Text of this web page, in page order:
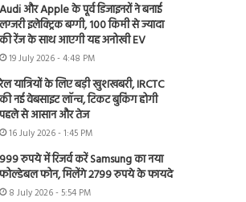
Audi और Apple के पूर्व डिजाइनरों ने बनाई
लग्जरी इलेक्ट्रिक बग्गी, 100 किमी से ज्यादा
की रेंज के साथ आएगी यह अनोखी EV
19 July 2026 - 4:48 PM
रेल यात्रियों के लिए बड़ी खुशखबरी, IRCTC
की नई वेबसाइट लॉन्च, टिकट बुकिंग होगी
पहले से आसान और तेज
16 July 2026 - 1:45 PM
999 रुपये में रिजर्व करें Samsung का नया
फोल्डेबल फोन, मिलेंगे 2799 रुपये के फायदे
8 July 2026 - 5:54 PM